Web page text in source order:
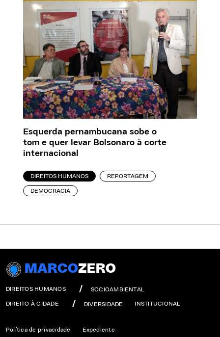
Esquerda pernambucana sobe o
tom e quer levar Bolsonaro à corte
internacional
DIREITOS HUMANOS REPORTAGEM
DEMOCRACIA
MARCOZERO
DIREITOS HUMANOS SOCIOAMBIENTAL
DIREITO À CIDADE DIVERSIDADE INSTITUCIONAL
Política de privacidade Expediente